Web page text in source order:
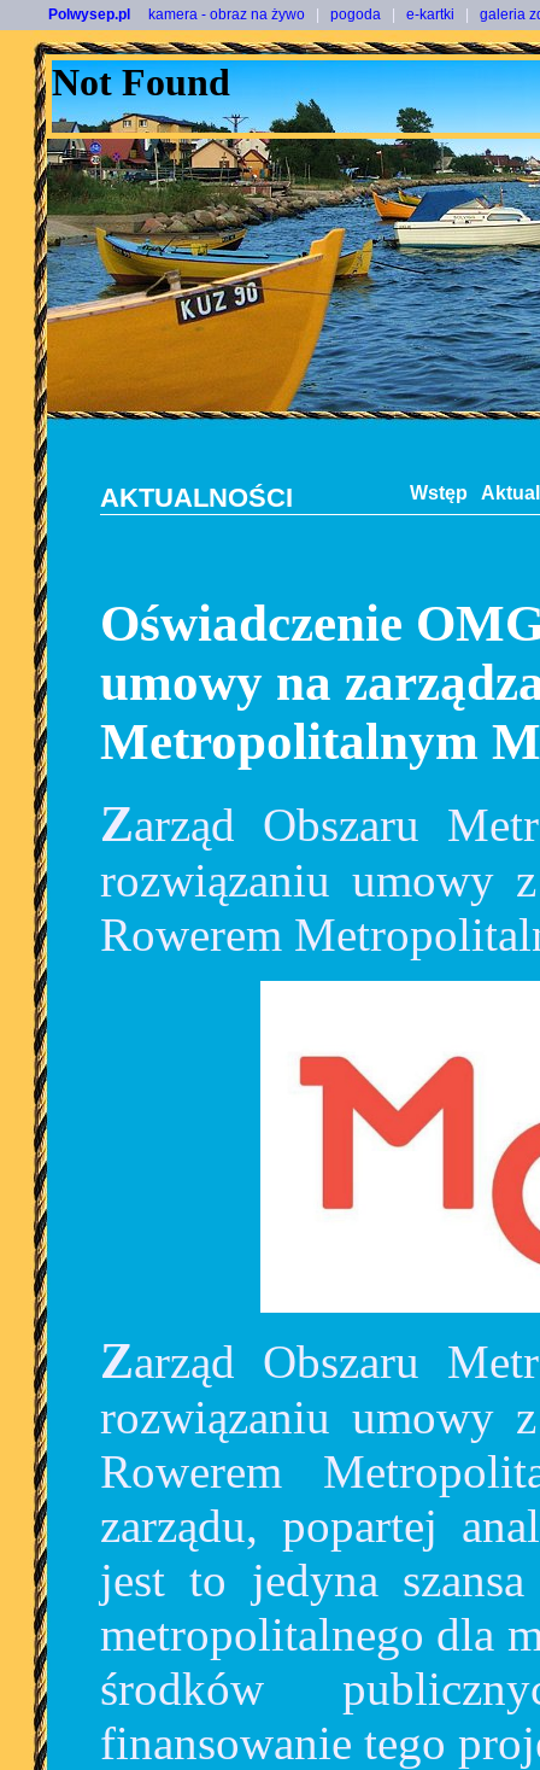
Polwysep.pl kamera - obraz na żywo pogoda e-kartki galeria
AKTUALNOŚCI Wstęp
Oświadczenie
umowy na
Metropolitalnym
Zarząd Obszaru Metropolitalnego zdecydował o
rozwiązaniu umowy
Rowerem
Zarząd Obszaru Metropolitalnego zdecydował o
rozwiązaniu umowy
Rowerem
zarządu, popartej
jest to jedyna
metropolitalnego dla
środków
finansowanie tego